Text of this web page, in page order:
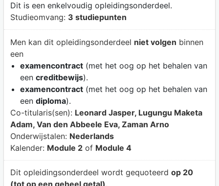
Dit is een enkelvoudig opleidingsonderdeel.
Studieomvang: 3 studiepunten
Men kan dit opleidingsonderdeel niet volgen binnen
een
examencontract(met het oog op het behalen van
een creditbewijs).
examencontract(met het oog op het behalen van
een diploma).
Co-titularis(sen): Leonard Jasper, Lugungu Maketa
Adam, Van den Abbeele Eva, Zaman Arno
Onderwijstalen: Nederlands
Kalender: Module 2of Module 4
Dit opleidingsonderdeel wordt gequoteerd op 20